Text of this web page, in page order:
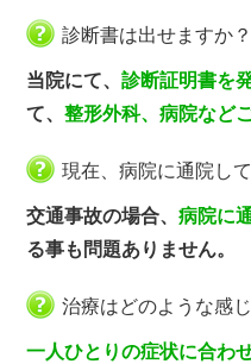
診断書は出せますか？
当院にて、診断証明書を
て、整形外科、病院など
現在、病院に通院し
交通事故の場合、病院に
る事も問題ありません。
治療はどのような感
一人ひとりの症状に合わ